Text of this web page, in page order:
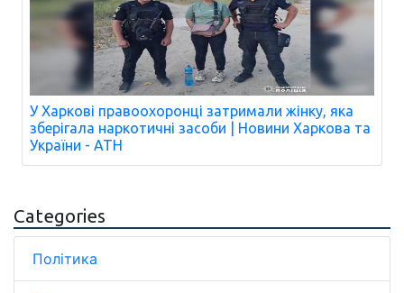
У Харкові правоохоронці затримали жінку, яка
зберігала наркотичні засоби | Новини Харкова та
України - АТН
Categories
Політика